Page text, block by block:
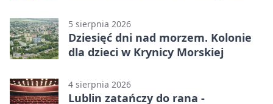
5 sierpnia 2026
Dziesięć dni nad morzem. Kolonie
dla dzieci w Krynicy Morskiej
4 sierpnia 2026
Lublin zatańczy do rana -